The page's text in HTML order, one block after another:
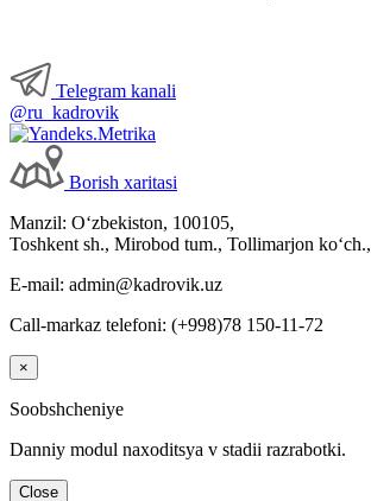
Ishga qabul qilish
Xodimlarni attestatsiyadan oʻtkazish
Kollektiv shartnomalar
Intizomiy jazo
Telegram kanali
@ru_kadrovik
Borish хaritasi
Manzil: Oʻzbekiston, 100105,
Toshkent sh., Mirobod tum., Tollimarjon
E-mail: admin@kadrovik.uz
Call-markaz telefoni: (+998)78 150-11-72
×
Soobshcheniye
Danniy modul naхoditsya v stadii razrabotki.
Close